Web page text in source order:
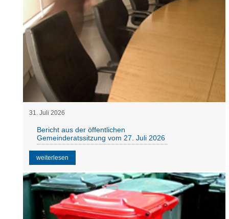
31. Juli 2026
Bericht aus der öffentlichen
Gemeinderatssitzung vom 27. Juli 2026
weiterlesen